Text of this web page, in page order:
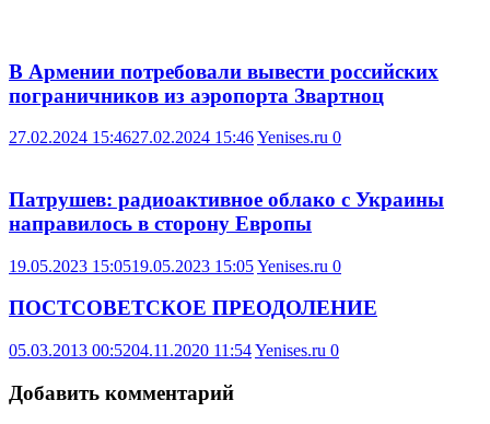
В Армении потребовали вывести российских
пограничников из аэропорта Звартноц
27.02.2024 15:4627.02.2024 15:46Yenises.ru 0
Патрушев: радиоактивное облако с Украины
направилось в сторону Европы
19.05.2023 15:0519.05.2023 15:05Yenises.ru 0
ПОСТСОВЕТСКОЕ ПРЕОДОЛЕНИЕ
05.03.2013 00:5204.11.2020 11:54Yenises.ru 0
Добавить комментарий